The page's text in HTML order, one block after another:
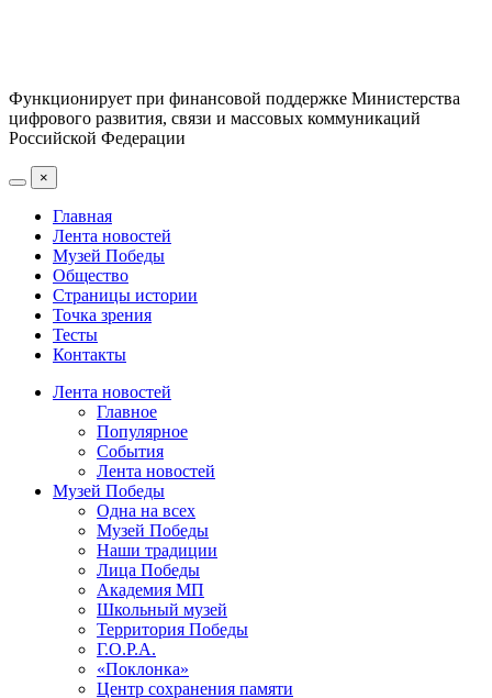
Функционирует при финансовой поддержке Министерства
цифрового развития, связи и массовых коммуникаций
Российской Федерации
×
Главная
Лента новостей
Музей Победы
Общество
Страницы истории
Точка зрения
Тесты
Контакты
Лента новостей
Главное
Популярное
События
Лента новостей
Музей Победы
Одна на всех
Музей Победы
Наши традиции
Лица Победы
Академия МП
Школьный музей
Территория Победы
Г.О.Р.А.
«Поклонка»
Центр сохранения памяти